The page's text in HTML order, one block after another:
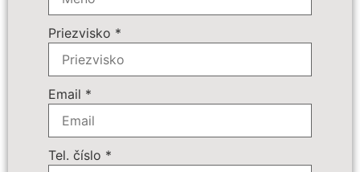
Priezvisko *
Email *
Tel. číslo *
Doplnkové služby:
89 € - Batožina do podpalubia
Počet osôb
Cena zájazdu